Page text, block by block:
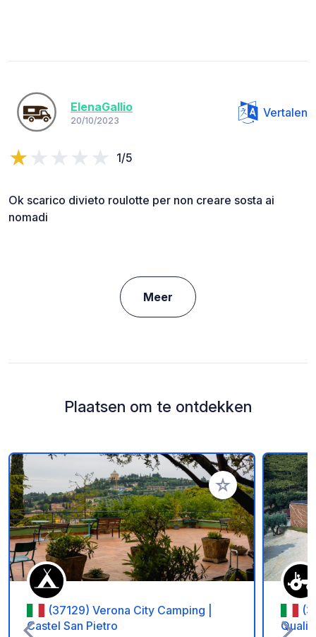
ElenaGallio
20/10/2023
Vertalen
1/5
Ok scarico divieto roulotte per non creare sosta ai
nomadi
Meer
Plaatsen om te ontdekken
Voeg toe aan je
(37129) Verona City Camping |
Castel San Pietro